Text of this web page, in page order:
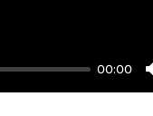
00:00